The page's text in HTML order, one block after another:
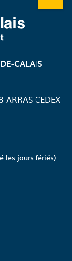
CALAIS
ARRAS CEDEX
les jours fériés)
LA PAGE
VERS LA
VERS LA
VERS
FENÊTRE